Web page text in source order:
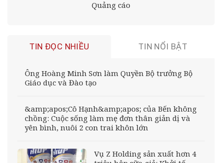
Quảng cáo
TIN ĐỌC NHIỀU TIN NỔI BẬT
Ông Hoàng Minh Sơn làm Quyền Bộ trưởng Bộ
Giáo dục và Đào tạo
&amp;apos;Cô Hạnh&amp;apos; của Bến không
chồng: Cuộc sống làm mẹ đơn thân giản dị và
yên bình, nuôi 2 con trai khôn lớn
Vụ Z Holding sản xuất hơn 4